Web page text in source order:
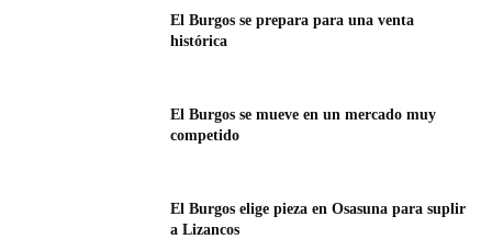
El Burgos se prepara para una venta
histórica
El Burgos se mueve en un mercado muy
competido
El Burgos elige pieza en Osasuna para suplir
a Lizancos